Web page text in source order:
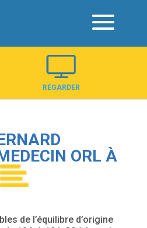
REGARDER
ORL À
de l’équilibre d’origine